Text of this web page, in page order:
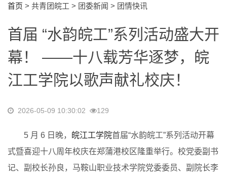
首页 > 共青团皖工 > 团委新闻 > 团情快讯
首届 “水韵皖工”系列活动盛大开
幕！ ——十八载芳华逐梦，皖
江工学院以歌声献礼校庆！
2026-05-09 10:30:02 129
5 月 6 日晚， 皖江工学院首届“水韵皖工”系列活动开幕
式暨喜迎十八周年校庆在郑蒲港校区隆重举行。校党委副书
记、副校长孙良，马鞍山职业技术学院党委委员、副院长李